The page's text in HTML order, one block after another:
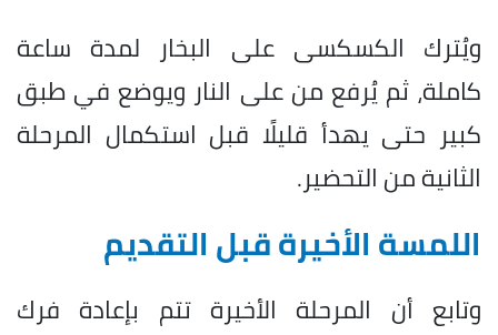
ويُترك الكسكسى على البخار لمدة ساعة
كاملة، ثم يُرفع من على النار ويوضع في طبق
كبير حتى يهدأ قليلًا قبل استكمال المرحلة
الثانية من التحضير.
اللمسة الأخيرة قبل التقديم
وتابع أن المرحلة الأخيرة تتم بإعادة فرك